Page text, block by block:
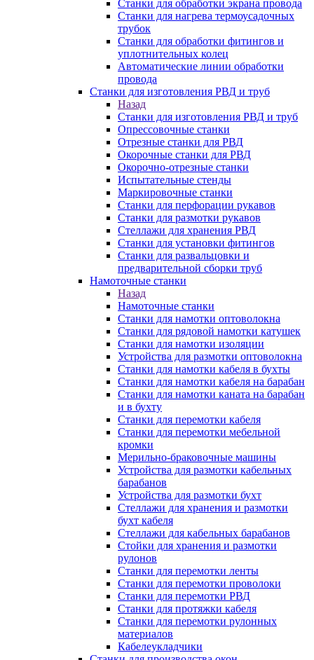
Станки для обработки экрана провода
Станки для нагрева термоусадочных
трубок
Станки для обработки фитингов и
уплотнительных колец
Автоматические линии обработки
провода
Станки для изготовления РВД и труб
Назад
Станки для изготовления РВД и труб
Опрессовочные станки
Отрезные станки для РВД
Окорочные станки для РВД
Окорочно-отрезные станки
Испытательные стенды
Маркировочные станки
Станки для перфорации рукавов
Станки для размотки рукавов
Стеллажи для хранения РВД
Станки для установки фитингов
Станки для развальцовки и
предварительной сборки труб
Намоточные станки
Назад
Намоточные станки
Станки для намотки оптоволокна
Станки для рядовой намотки катушек
Станки для намотки изоляции
Устройства для размотки оптоволокна
Станки для намотки кабеля в бухты
Станки для намотки кабеля на барабан
Станки для намотки каната на барабан
и в бухту
Станки для перемотки кабеля
Станки для перемотки мебельной
кромки
Мерильно-браковочные машины
Устройства для размотки кабельных
барабанов
Устройства для размотки бухт
Стеллажи для хранения и размотки
бухт кабеля
Стеллажи для кабельных барабанов
Стойки для хранения и размотки
рулонов
Станки для перемотки ленты
Станки для перемотки проволоки
Станки для перемотки РВД
Станки для протяжки кабеля
Станки для перемотки рулонных
материалов
Кабелеукладчики